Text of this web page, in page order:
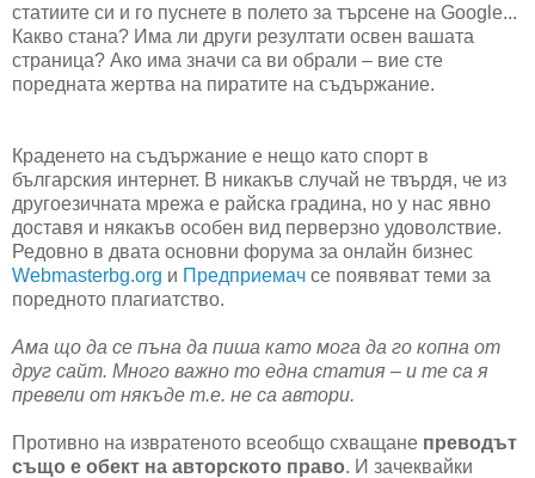
статиите си и го пуснете в полето за търсене на Google...
Какво стана? Има ли други резултати освен вашата
страница? Ако има значи са ви обрали – вие сте
поредната жертва на пиратите на съдържание.
Краденето на съдържание е нещо като спорт в
българския интернет. В никакъв случай не твърдя, че из
другоезичната мрежа е райска градина, но у нас явно
доставя и някакъв особен вид перверзно удоволствие.
Редовно в двата основни форума за онлайн бизнес
Webmasterbg.org и Предприемач се появяват теми за
поредното плагиатство.
Ама що да се пъна да пиша като мога да го копна от
друг сайт. Много важно то една статия – и те са я
превели от някъде т.е. не са автори.
Противно на извратеното всеобщо схващане преводът
също е обект на авторското право. И зачеквайки